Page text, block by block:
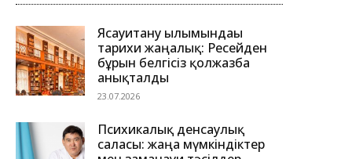
Ясауитану ғылымындағы
тарихи жаңалық: Ресейден
бұрын белгісіз қолжазба
анықталды
23.07.2026
Психикалық денсаулық
саласы: жаңа мүмкіндіктер